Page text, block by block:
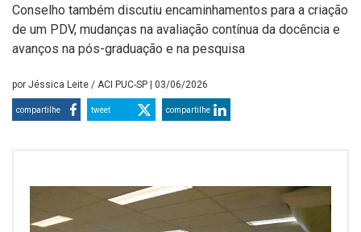
Conselho também discutiu encaminhamentos para a criação
de um PDV, mudanças na avaliação contínua da docência e
avanços na pós-graduação e na pesquisa
por Jéssica Leite / ACI PUC-SP | 03/06/2026
compartilhe tweet compartilhe